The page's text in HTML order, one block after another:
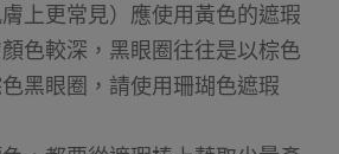
上更常見）應使用黃色的遮瑕
色較深，黑眼圈往往是以棕色
黑眼圈，請使用珊瑚色遮瑕